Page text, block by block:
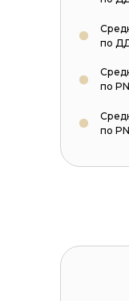
по
по
по